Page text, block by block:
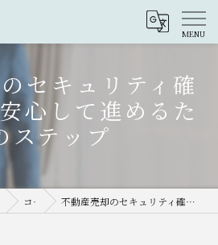
セキュリティ確
心して進めるた
ステップ
コラム 不動産売却のセキュリティ確保ガイド：安心して進めるためのステップ